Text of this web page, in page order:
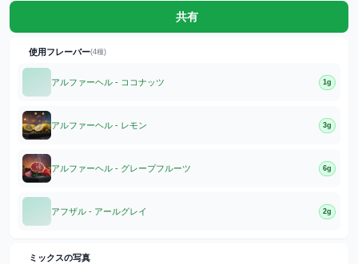
共有
使用フレーバー(4種)
アルファーヘル - ココナッツ 1g
アルファーヘル - レモン 3g
アルファーヘル - グレープフルーツ 6g
アフザル - アールグレイ 2g
ミックスの写真